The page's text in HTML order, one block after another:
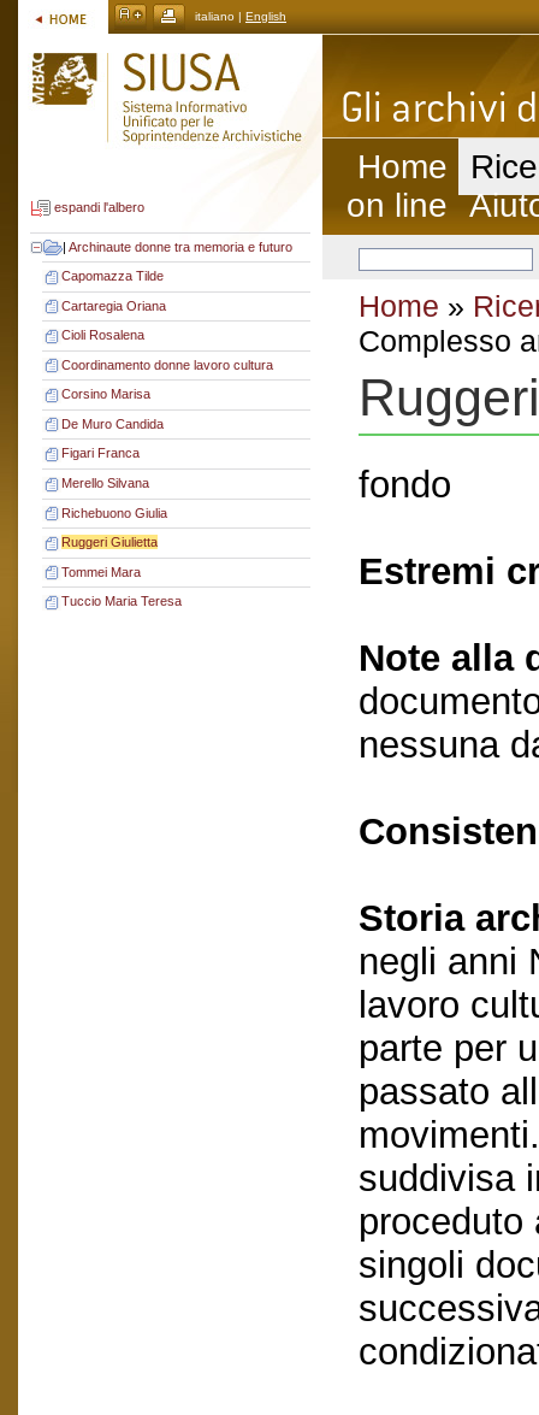
italiano | English
espandi l'albero
| Archinaute donne tra memoria e futuro
Capomazza Tilde
Cartaregia Oriana
Cioli Rosalena
Coordinamento donne lavoro cultura
Corsino Marisa
De Muro Candida
Figari Franca
Merello Silvana
Richebuono Giulia
Ruggeri Giulietta
Tommei Mara
Tuccio Maria Teresa
Home
on line
Home »
Complesso
fondo
Estremi
Note alla
nessuna
Storia
negli anni
lavoro
parte per
passato
suddivisa
proceduto
singoli